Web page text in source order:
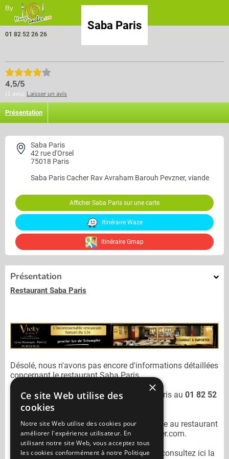
By
Saba Paris
01 82 52 26 26
4,5/5
(1 avis) Laisser un avis
Présentation
Saba Paris
42 rue d'Orsel
75018 Paris
Saba ParisCacher Rav Avraham Barouh Pevzner, viande
Afficher Saba Paris sur une carte
Itinéraire Waze
Itinéraire Gmap
Présentation
Restaurant Saba Paris
Désolé, nous n'avons pas encore d'informations détaillées
concernant le restaurant Saba Paris.
Vous pouvez joindre le restaurant
Saba Paris au 01 82 52
26 26
N'oubliez pas de préciser lors de votre sortie au restaurant
Saba Paris qu'il n'est pas sur Mangercacher.com.
Pour consulter un autre restaurant cacher
consultez ici la
×
Ce site Web utilise des
cookies
Notre site Web utilise des cookies pour
améliorer l'expérience utilisateur. En
utilisant notre site Web, vous acceptez tous
les cookies conformément à notre Politique